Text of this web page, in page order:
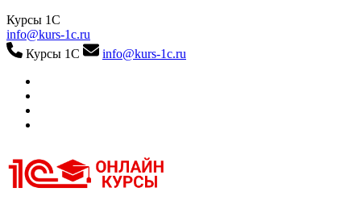
Курсы 1С
info@kurs-1c.ru
Курсы 1С
info@kurs-1c.ru